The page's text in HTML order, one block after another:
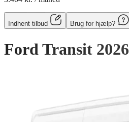
Indhent tilbud Brug for hjælp?
Ford Transit 2026